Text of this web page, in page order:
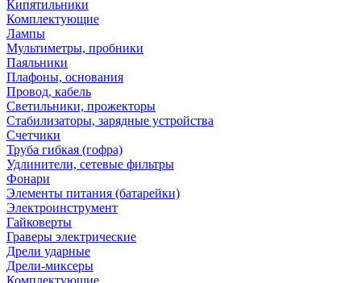
Кипятильники
Комплектующие
Лампы
Мультиметры, пробники
Паяльники
Плафоны, основания
Провод, кабель
Светильники, прожекторы
Стабилизаторы, зарядные устройства
Счетчики
Труба гибкая (гофра)
Удлинители, сетевые фильтры
Фонари
Элементы питания (батарейки)
Электроинструмент
Гайковерты
Граверы электрические
Дрели ударные
Дрели-миксеры
Комплектующие